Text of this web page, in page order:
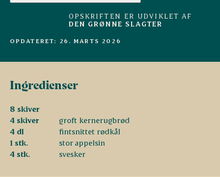
OPSKRIFTEN ER UDVIKLET AF
DEN GRØNNE SLAGTER
OPDATERET: 26. MARTS 2026
Ingredienser
8 skiver
4 skiver
groft kernerugbrød
4 dl
fintsnittet rødkål
1 stk.
stor appelsin
4 stk.
svesker